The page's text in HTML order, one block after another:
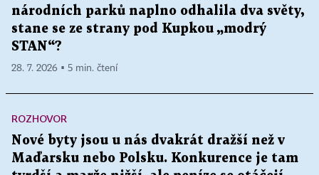
národních parků naplno odhalila dva světy,
stane se ze strany pod Kupkou „modrý
STAN“?
28. 7. 2026 ▪ 5 min. čtení
ROZHOVOR
Nové byty jsou u nás dvakrát dražší než v
Maďarsku nebo Polsku. Konkurence je tam